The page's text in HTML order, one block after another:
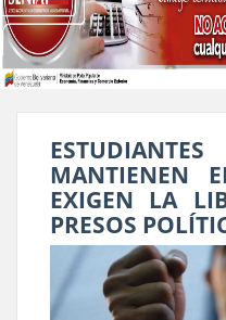
MANTIENEN
EXIGEN LA
PRESOS